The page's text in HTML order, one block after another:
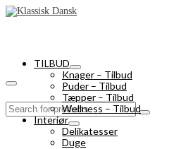
Search
for:
TILBUD
Knager – Tilbud
Puder – Tilbud
Tæpper – Tilbud
Wellness – Tilbud
Interiør
Delikatesser
Duge